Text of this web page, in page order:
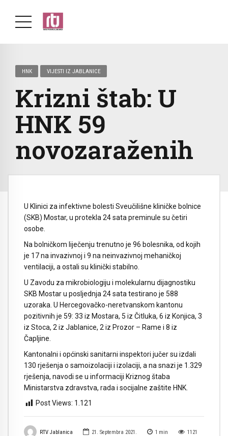
HNK VIJESTI IZ JABLANICE
Krizni štab: U
HNK 59
novozaraženih
RTV Jablanica 21. Septembra 2021. 1 min 1121
U Klinici za infektivne bolesti Sveučilišne kliničke bolnice
(SKB) Mostar, u protekla 24 sata preminule su četiri
osobe.
Na bolničkom liječenju trenutno je 96 bolesnika, od kojih
je 17 na invazivnoj i 9 na neinvazivnoj mehaničkoj
ventilaciji, a ostali su klinički stabilno.
U Zavodu za mikrobiologiju i molekularnu dijagnostiku
SKB Mostar u posljednja 24 sata testirano je 588
uzoraka. U Hercegovačko-neretvanskom kantonu
pozitivnih je 59: 33 iz Mostara, 5 iz Čitluka, 6 iz Konjica, 3
iz Stoca, 2 iz Jablanice, 2 iz Prozor – Rame i 8 iz
Čapljine.
Kantonalni i općinski sanitarni inspektori jučer su izdali
130 rješenja o samoizolaciji i izolaciji, a na snazi je 1.329
rješenja, navodi se u informaciji Kriznog štaba
Ministarstva zdravstva, rada i socijalne zaštite HNK.
Post Views: 1.121